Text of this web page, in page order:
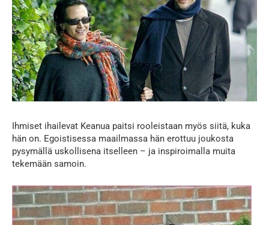
Ihmiset ihailevat Keanua paitsi rooleistaan myös siitä, kuka
hän on. Egoistisessa maailmassa hän erottuu joukosta
pysymällä uskollisena itselleen – ja inspiroimalla muita
tekemään samoin.